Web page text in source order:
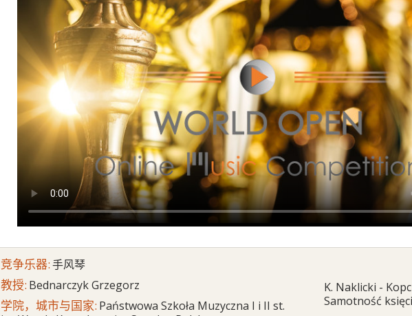
竞争乐器:手风琴
教授: Bednarczyk Grzegorz
学院，城市与国家: Państwowa Szkoła Muzyczna I i II st.
K. Naklicki -
Samotność